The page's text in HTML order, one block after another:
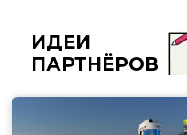
ИДЕИ
ПАРТНЁРОВ